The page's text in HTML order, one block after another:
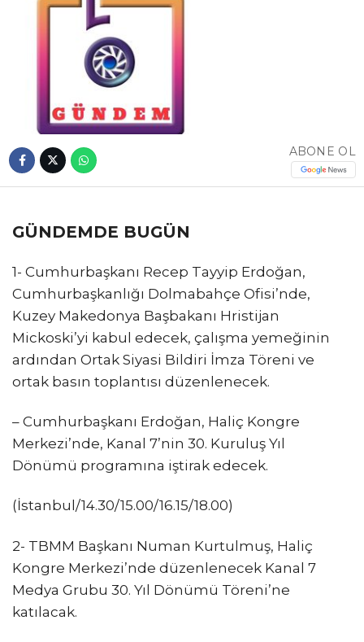
ABONE OL
GÜNDEMDE BUGÜN
1- Cumhurbaşkanı Recep Tayyip Erdoğan,
Cumhurbaşkanlığı Dolmabahçe Ofisi’nde,
Kuzey Makedonya Başbakanı Hristijan
Mickoski’yi kabul edecek, çalışma yemeğinin
ardından Ortak Siyasi Bildiri İmza Töreni ve
ortak basın toplantısı düzenlenecek.
– Cumhurbaşkanı Erdoğan, Haliç Kongre
Merkezi’nde, Kanal 7’nin 30. Kuruluş Yıl
Dönümü programına iştirak edecek.
(İstanbul/14.30/15.00/16.15/18.00)
2- TBMM Başkanı Numan Kurtulmuş, Haliç
Kongre Merkezi’nde düzenlenecek Kanal 7
Medya Grubu 30. Yıl Dönümü Töreni’ne
katılacak.